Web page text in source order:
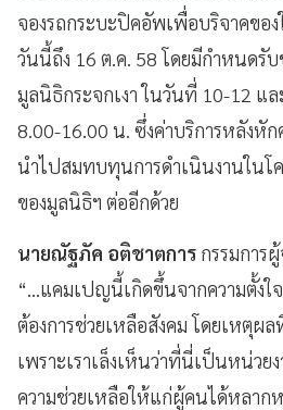
จองรถกระบะปิคอัพเพื่อบริจาคขอ
วันนี้ถึง 16 ต.ค. 58 โดยมีกำหนดรั
มูลนิธิกระจกเงา ในวันที่ 10-12 แล
8.00-16.00 น. ซึ่งค่าบริการหลังหั
นำไปสมทบทุนการดำเนินงานในโค
ของมูลนิธิฯ ต่ออีกด้วย
นายณัฐภัค อติชาตการ กรรมการ
“...แคมเปญนี้เกิดขึ้นจากความตั้งใ
ต้องการช่วยเหลือสังคม โดยเหตุผ
เพราะเราเล็งเห็นว่าที่นี่เป็นหน่วย
ความช่วยเหลือให้แก่ผู้คนได้หลา